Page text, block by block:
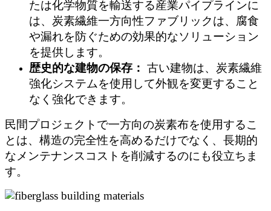
たは化学物質を輸送する産業パイプラインに
は、炭素繊維一方向性ファブリックは、腐食
や漏れを防ぐための効果的なソリューション
を提供します。
歴史的な建物の保存：
古い建物は、炭素繊維
強化システムを使用して外観を変更すること
なく強化できます。
民間プロジェクトで一方向の炭素布を使用するこ
とは、構造の完全性を高めるだけでなく、長期的
なメンテナンスコストを削減するのにも役立ちま
す。